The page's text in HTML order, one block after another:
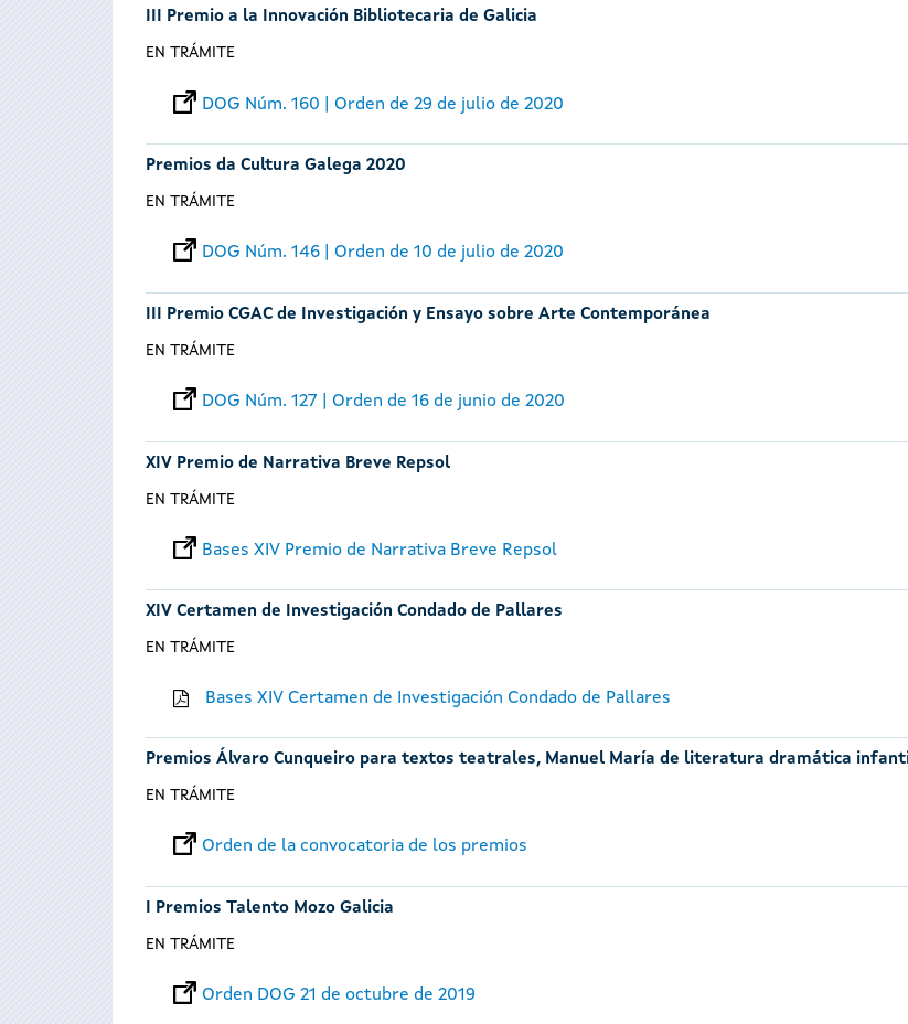
III Premio a la Innovación Bibliotecaria de Galicia
EN TRÁMITE
DOG Núm. 160 | Orden de 29 de julio de 2020
Premios da Cultura Galega 2020
EN TRÁMITE
DOG Núm. 146 | Orden de 10 de julio de 2020
III Premio CGAC de Investigación y Ensayo sobre Arte Contemporánea
EN TRÁMITE
DOG Núm. 127 | Orden de 16 de junio de 2020
XIV Premio de Narrativa Breve Repsol
EN TRÁMITE
Bases XIV Premio de Narrativa Breve Repsol
XIV Certamen de Investigación Condado de Pallares
EN TRÁMITE
Bases XIV Certamen de Investigación Condado de Pallares
Premios Álvaro Cunqueiro para textos teatrales, Manuel María de literatura dramática
EN TRÁMITE
Orden de la convocatoria de los premios
I Premios Talento Mozo Galicia
EN TRÁMITE
Orden DOG 21 de octubre de 2019